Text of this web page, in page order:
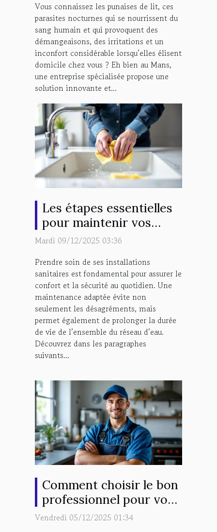
Vous connaissez les punaises de lit, ces
parasites nocturnes qui se nourrissent du
sang humain et qui provoquent des
démangeaisons, des irritations et un
inconfort considérable lorsqu’elles élisent
domicile chez vous ? Eh bien au Mans,
une entreprise spécialisée propose une
solution innovante et...
Les étapes essentielles
pour maintenir vos
installations sanitaires
Mardi 09/12/2025 03:36
Prendre soin de ses installations
sanitaires est fondamental pour assurer le
confort et la sécurité au quotidien. Une
maintenance adaptée évite non
seulement les désagréments, mais
permet également de prolonger la durée
de vie de l’ensemble du réseau d’eau.
Découvrez dans les paragraphes
suivants...
Comment choisir le bon
professionnel pour vos
urgences en plomberie ?
Vendredi 05/12/2025 01:34